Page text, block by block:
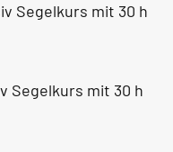
Segelkurs mit 30 h
Segelkurs mit 30 h